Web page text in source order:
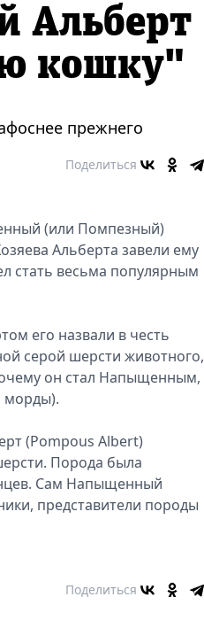
Альберт
кошку"
прежнего
Поделиться
(или Помпезный)
Альберта завели ему
стать весьма популярным
его назвали в честь
серой шерсти животного,
он стал Напыщенным,
морды).
(Pompous Albert)
Порода была
Сам Напыщенный
представители породы
Поделиться